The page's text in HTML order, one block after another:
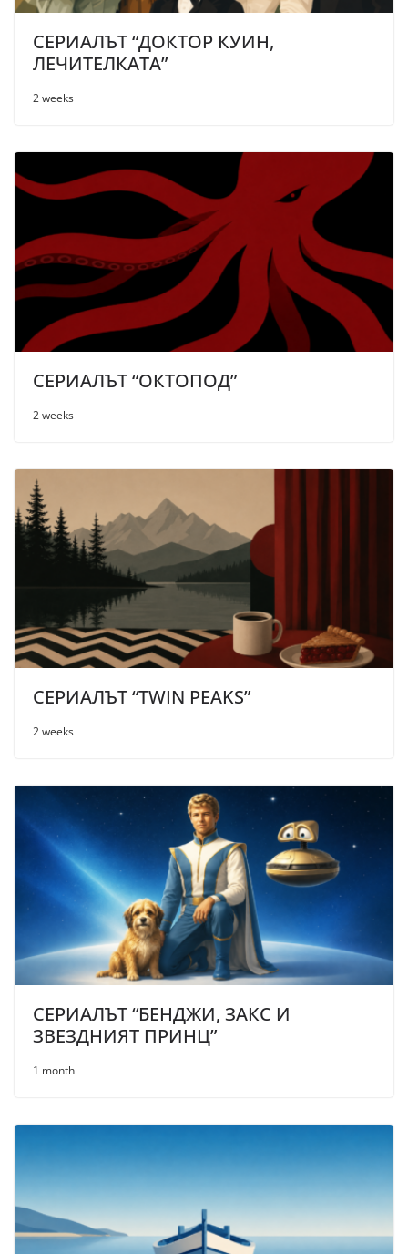
СЕРИАЛЪТ “ДОКТОР КУИН,
ЛЕЧИТЕЛКАТА”
2 weeks
СЕРИАЛЪТ “ОКТОПОД”
2 weeks
СЕРИАЛЪТ “TWIN PEAKS”
2 weeks
СЕРИАЛЪТ “БЕНДЖИ, ЗАКС И
ЗВЕЗДНИЯТ ПРИНЦ”
1 month